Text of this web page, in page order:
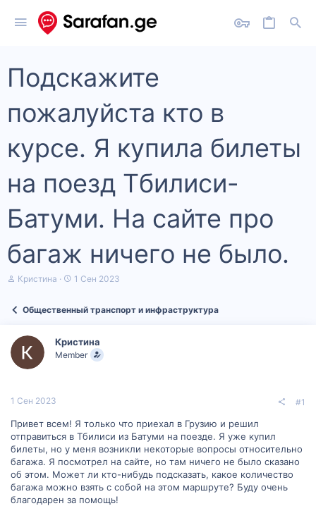
Подскажите
пожалуйста кто в
курсе. Я купила билеты
на поезд Тбилиси-
Батуми. На сайте про
багаж ничего не было.
А
т
м
ы
Кристина
Д
а
ч
а
1 Сен 2023
Общественный транспорт и инфраструктура
Кристина
Member
1 Сен 2023 #1
Привет всем! Я только что приехал в Грузию и решил
отправиться в Тбилиси из Батуми на поезде. Я уже купил
билеты, но у меня возникли некоторые вопросы относительно
багажа. Я посмотрел на сайте, но там ничего не было сказано
об этом. Может ли кто-нибудь подсказать, какое количество
багажа можно взять с собой на этом маршруте? Буду очень
благодарен за помощь!